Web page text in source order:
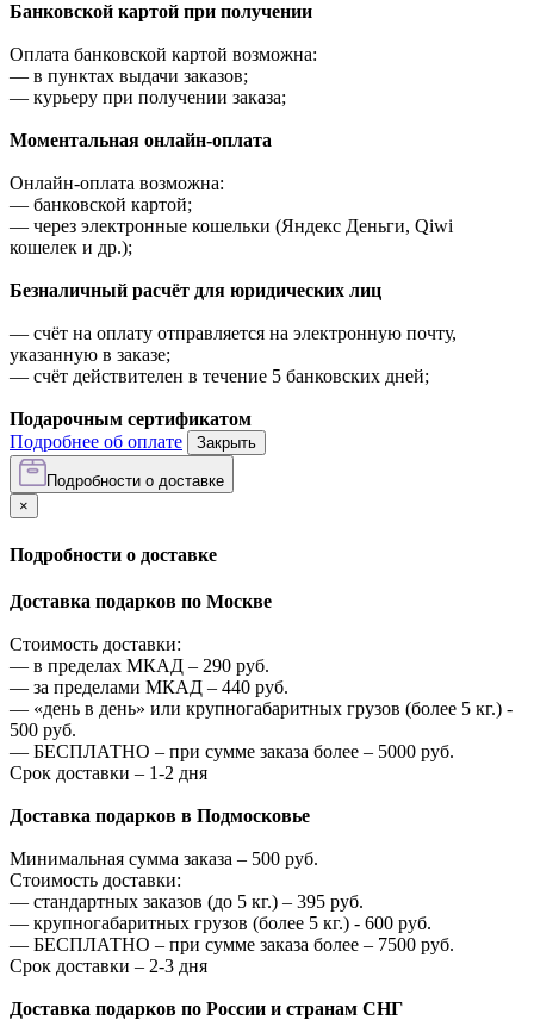
Банковской картой при получении
Оплата банковской картой возможна:
— в пунктах выдачи заказов;
— курьеру при получении заказа;
Моментальная онлайн-оплата
Онлайн-оплата возможна:
— банковской картой;
— через электронные кошельки (Яндекс Деньги, Qiwi
кошелек и др.);
Безналичный расчёт для юридических лиц
— счёт на оплату отправляется на электронную почту,
указанную в заказе;
— счёт действителен в течение 5 банковских дней;
Подарочным сертификатом
Подробнее об оплате
Закрыть
Подробности о доставке
×
Подробности о доставке
Доставка подарков по Москве
Стоимость доставки:
— в пределах МКАД – 290 руб.
— за пределами МКАД – 440 руб.
— «день в день» или крупногабаритных грузов (более 5 кг.) -
500 руб.
— БЕСПЛАТНО – при сумме заказа более – 5000 руб.
Срок доставки – 1-2 дня
Доставка подарков в Подмосковье
Минимальная сумма заказа – 500 руб.
Стоимость доставки:
— стандартных заказов (до 5 кг.) – 395 руб.
— крупногабаритных грузов (более 5 кг.) - 600 руб.
— БЕСПЛАТНО – при сумме заказа более – 7500 руб.
Срок доставки – 2-3 дня
Доставка подарков по России и странам СНГ